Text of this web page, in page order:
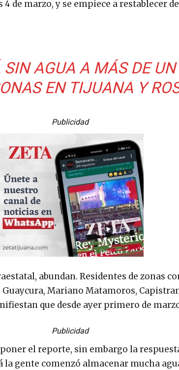
de marzo, y se empiece a restablecer
SIN AGUA A MÁS DE
EN TIJUANA Y
Publicidad
abundan. Residentes de zonas
Guaycura, Mariano Matamoros,
que desde ayer primero de
Publicidad
el reporte, sin embargo la
la gente comenzó almacenar mucha